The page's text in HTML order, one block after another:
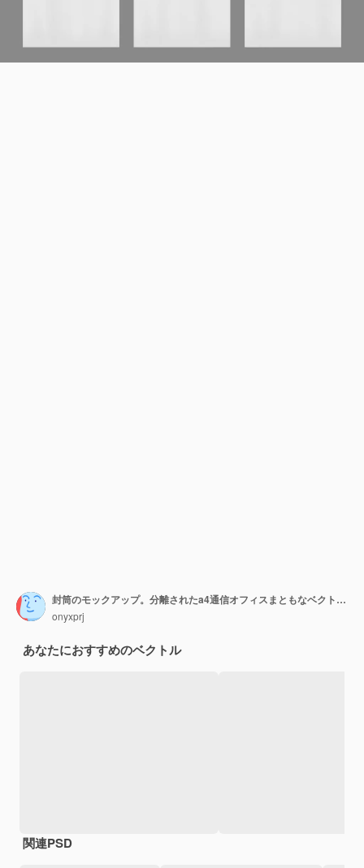
封筒のモックアップ。分離されたa4通信オフィスまともなベクトル現実的なテンプレートコレクションの空の空白のビジネス封筒。イラスト封筒対応、メッセージ用フロント折り紙
onyxprj
あなたにおすすめのベクトル
関連PSD